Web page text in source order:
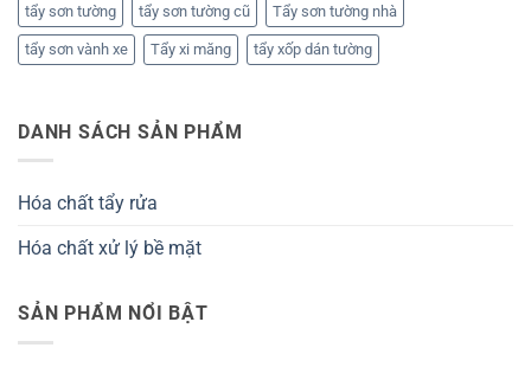
tẩy sơn tường tẩy sơn tường cũ Tẩy sơn tường nhà
tẩy sơn vành xe Tẩy xi măng tẩy xốp dán tường
DANH SÁCH SẢN PHẨM
Hóa chất tẩy rửa
Hóa chất xử lý bề mặt
SẢN PHẨM NỔI BẬT